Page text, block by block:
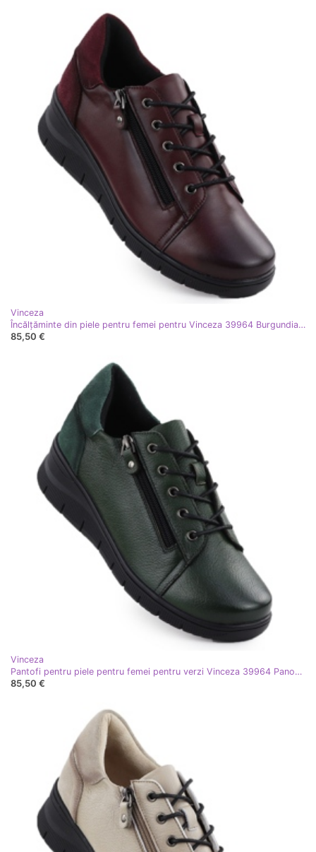
Vinceza
Încălțăminte din piele pentru femei pentru Vinceza 39964 Burgundia roşu
85,50 €
Vinceza
Pantofi pentru piele pentru femei pentru verzi Vinceza 39964 Panouri verde
85,50 €